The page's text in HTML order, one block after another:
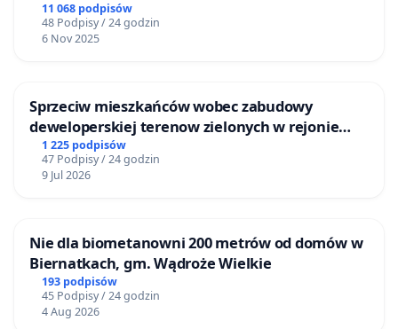
11 068 podpisów
48 Podpisy / 24 godzin
6 Nov 2025
Sprzeciw mieszkańców wobec zabudowy
deweloperskiej terenow zielonych w rejonie
Bulwarów Straceńskich w Bielsku-Białej
1 225 podpisów
47 Podpisy / 24 godzin
9 Jul 2026
Nie dla biometanowni 200 metrów od domów w
Biernatkach, gm. Wądroże Wielkie
193 podpisów
45 Podpisy / 24 godzin
4 Aug 2026